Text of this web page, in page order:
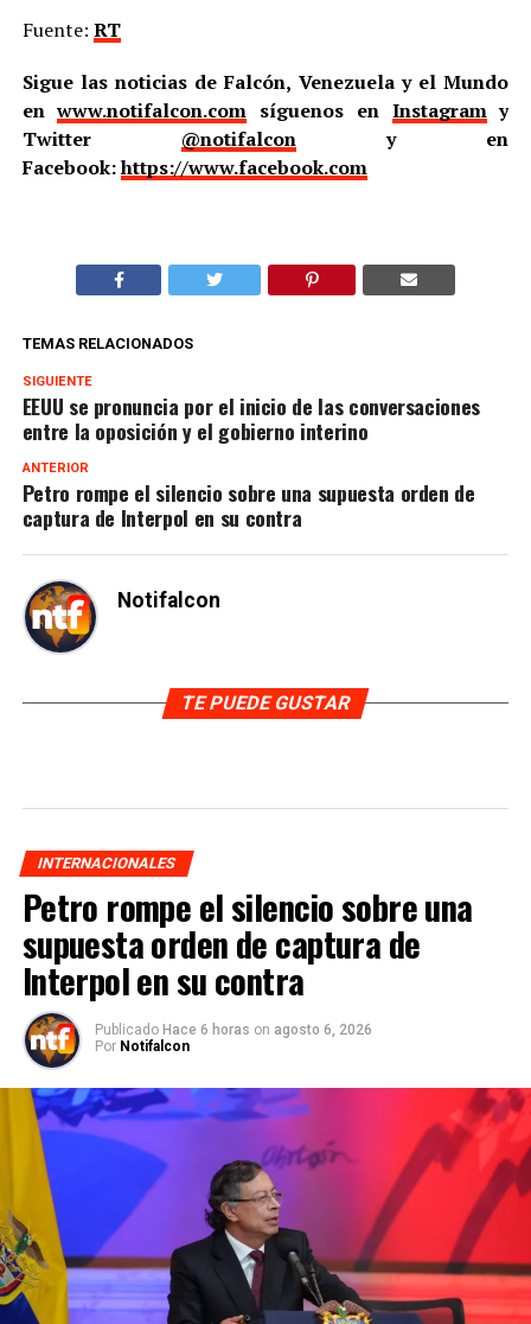
Fuente: RT
Sigue las noticias de Falcón, Venezuela y el Mundo
enwww.notifalcon.com síguenos en Instagramy
Twitter @notifalcony en
Facebook:https://www.facebook.com
TEMAS RELACIONADOS
SIGUIENTE
EEUU se pronuncia por el inicio de las conversaciones
entre la oposición y el gobierno interino
ANTERIOR
Petro rompe el silencio sobre una supuesta orden de
captura de Interpol en su contra
Notifalcon
TE PUEDE GUSTAR
INTERNACIONALES
Petro rompe el silencio sobre una
supuesta orden de captura de
Interpol en su contra
Publicado Hace 6 horas on agosto 6, 2026
Por Notifalcon